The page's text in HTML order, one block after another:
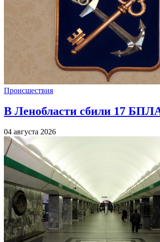
Происшествия
В Ленобласти сбили 17
04 августа 2026